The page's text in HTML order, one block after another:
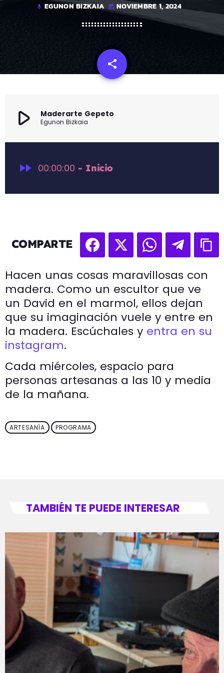
mic EGUNON BIZKAIA today NOVIEMBRE 1, 2024
share
email
play_arrow Maderarte Gepeto
Egunon Bizkaia
fast_forward 00:00:00 - Inicio
COMPARTE
Hacen unas cosas maravillosas con
madera. Como un escultor que ve
un David en el marmol, ellos dejan
que su imaginación vuele y entre en
la madera. Escúchales y entra en su
instagram.
Cada miércoles, espacio para
personas artesanas a las 10 y media
de la mañana.
ARTESANÍA PROGRAMA
TAMBIÉN TE PUEDE INTERESAR